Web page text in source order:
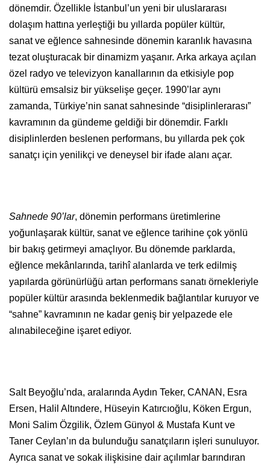
dönemdir. Özellikle İstanbul’un yeni bir uluslararası
dolaşım hattına yerleştiği bu yıllarda popüler kültür,
sanat ve eğlence sahnesinde dönemin karanlık havasına
tezat oluşturacak bir dinamizm yaşanır. Arka arkaya açılan
özel radyo ve televizyon kanallarının da etkisiyle pop
kültürü emsalsiz bir yükselişe geçer. 1990’lar aynı
zamanda, Türkiye’nin sanat sahnesinde “disiplinlerarası”
kavramının da gündeme geldiği bir dönemdir. Farklı
disiplinlerden beslenen performans, bu yıllarda pek çok
sanatçı için yenilikçi ve deneysel bir ifade alanı açar.
Sahnede 90’lar, dönemin performans üretimlerine
yoğunlaşarak kültür, sanat ve eğlence tarihine çok yönlü
bir bakış getirmeyi amaçlıyor. Bu dönemde parklarda,
eğlence mekânlarında, tarihî alanlarda ve terk edilmiş
yapılarda görünürlüğü artan performans sanatı örnekleriyle
popüler kültür arasında beklenmedik bağlantılar kuruyor ve
“sahne” kavramının ne kadar geniş bir yelpazede ele
alınabileceğine işaret ediyor.
Salt Beyoğlu’nda, aralarında Aydın Teker, CANAN, Esra
Ersen, Halil Altındere, Hüseyin Katırcıoğlu, Köken Ergun,
Moni Salim Özgilik, Özlem Günyol & Mustafa Kunt ve
Taner Ceylan’ın da bulunduğu sanatçıların işleri sunuluyor.
Ayrıca sanat ve sokak ilişkisine dair açılımlar barındıran